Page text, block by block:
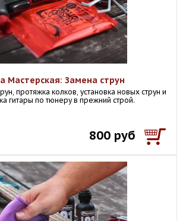
Мастерская: Замена струн
протяжка колков, установка новых струн и
гитары по тюнеру в прежний строй.
800 руб